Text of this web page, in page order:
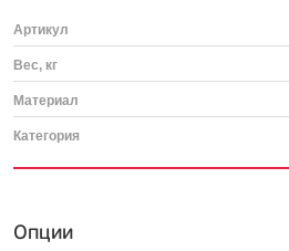
Артикул
Вес, кг
Материал
Категория
Опции